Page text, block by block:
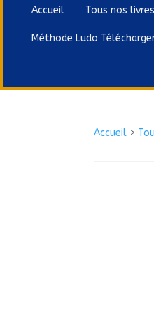
Accueil Tous nos livres
Méthode Ludo
Accueil >